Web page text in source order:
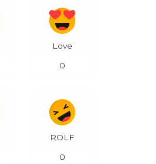
Love
0
ROLF
0